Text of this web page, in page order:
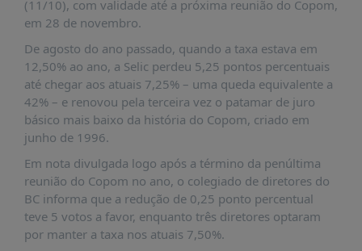
DADOS
FRENTE
PARLAMENTAR
SOBRE
A
FRENTE
MATERIAIS
INFORMAÇÕES
CURSOS
(11/10), com validade até a próxima reunião do Copom,
em 28 de novembro.
De agosto do ano passado, quando a taxa estava em
12,50% ao ano, a Selic perdeu 5,25 pontos percentuais
até chegar aos atuais 7,25% – uma queda equivalente a
42% – e renovou pela terceira vez o patamar de juro
básico mais baixo da história do Copom, criado em
junho de 1996.
Em nota divulgada logo após a término da penúltima
reunião do Copom no ano, o colegiado de diretores do
BC informa que a redução de 0,25 ponto percentual
teve 5 votos a favor, enquanto três diretores optaram
por manter a taxa nos atuais 7,50%.